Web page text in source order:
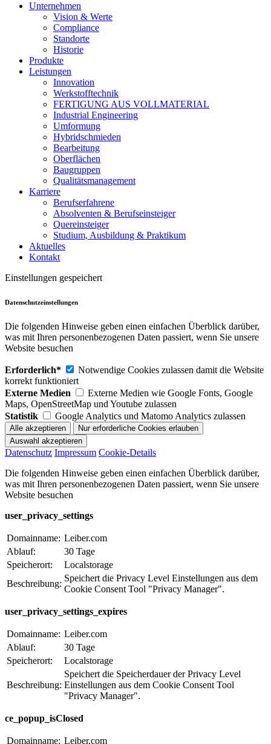
Unternehmen
Vision & Werte
Compliance
Standorte
Historie
Produkte
Leistungen
Innovation
Werkstofftechnik
FERTIGUNG AUS VOLLMATERIAL
Industrial Engineering
Umformung
Hybridschmieden
Bearbeitung
Oberflächen
Baugruppen
Qualitätsmanagement
Karriere
Berufserfahrene
Absolventen & Berufseinsteiger
Quereinsteiger
Studium, Ausbildung & Praktikum
Aktuelles
Kontakt
Einstellungen gespeichert
Datenschutzeinstellungen
Die folgenden Hinweise geben einen einfachen Überblick darüber,
was mit Ihren personenbezogenen Daten passiert, wenn Sie unsere
Website besuchen
Erforderlich*
Notwendige Cookies zulassen damit die Website
korrekt funktioniert
Externe Medien
Externe Medien wie Google Fonts, Google
Maps, OpenStreetMap und Youtube zulassen
Statistik
Google Analytics und Matomo Analytics zulassen
Datenschutz Impressum Cookie-Details
Die folgenden Hinweise geben einen einfachen Überblick darüber,
was mit Ihren personenbezogenen Daten passiert, wenn Sie unsere
Website besuchen
user_privacy_settings
Domainname: Leiber.com
Ablauf:
30 Tage
Speicherort:
Localstorage
Beschreibung:
Speichert die Privacy Level Einstellungen aus dem
Cookie Consent Tool "Privacy Manager".
user_privacy_settings_expires
Domainname: Leiber.com
Ablauf:
30 Tage
Speicherort:
Localstorage
Beschreibung:
Speichert die Speicherdauer der Privacy Level
Einstellungen aus dem Cookie Consent Tool
"Privacy Manager".
ce_popup_isClosed
Domainname: Leiber.com